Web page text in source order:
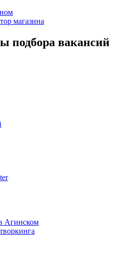
магазина
подбора вакансий
Агинском